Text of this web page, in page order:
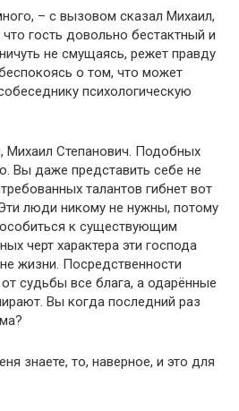
– с вызовом сказал Михаил,
гость довольно бестактный и
не смущаясь, режет правду
о том, что может
психологическую
Степанович. Подобных
Вы даже представить себе не
талантов гибнет вот
люди никому не нужны, потому
к существующим
черт характера эти господа
жизни. Посредственности
судьбы все блага, а одарённые
Вы когда последний раз
знаете, то, наверное, и это для